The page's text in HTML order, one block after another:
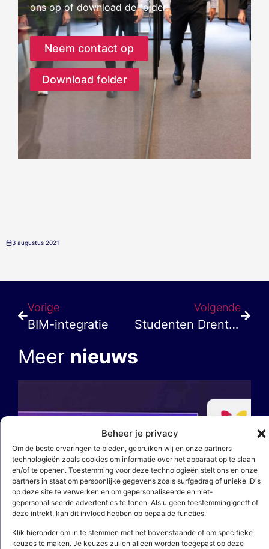
Beheer je privacy
Om de beste ervaringen te bieden, gebruiken wij en onze partners
technologieën zoals cookies om informatie over het apparaat op te slaan
en/of te openen. Toestemming voor deze technologieën stelt ons en onze
partners in staat om persoonlijke gegevens zoals surfgedrag of unieke ID's
op deze site te verwerken en om gepersonaliseerde en niet-
gepersonaliseerde advertenties te tonen. Als u geen toestemming geeft of
deze intrekt, kan dit invloed hebben op bepaalde functies.
Klik hieronder om in te stemmen met het bovenstaande of om specifieke
keuzes te maken. Je keuzes zullen alleen worden toegepast op deze
ons op of download de folder.
Neem contact op
Download folder
3 augustus 2021
Vorige
BIM-integratie
Volgende
Studenten Drenthe College gaan calculeren met ActoCalculatie
Meer nieuws
6 augustus 2026